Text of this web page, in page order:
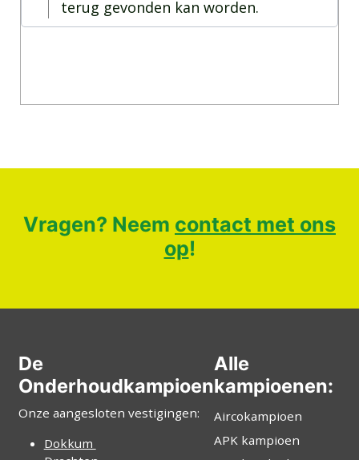
terug gevonden kan worden.
Vragen? Neem contact met ons
op!
De
Onderhoudkampioen
Onze aangesloten vestigingen:
Dokkum
Alle
kampioenen:
Aircokampioen
APK kampioen